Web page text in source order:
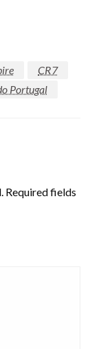
CR7
Portugal
Required fields